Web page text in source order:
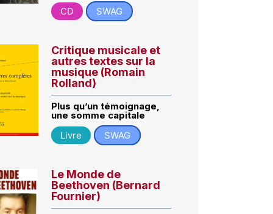
CD
SWAG
Critique musicale et
autres textes sur la
musique (Romain
Rolland)
Plus qu’un témoignage,
une somme capitale
Livre
SWAG
Le Monde de
Beethoven (Bernard
Fournier)